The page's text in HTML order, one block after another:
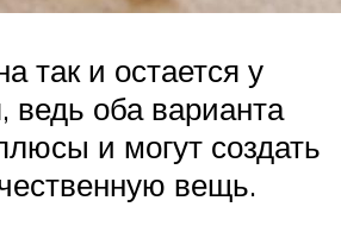
так и остается у
ведь оба варианта
и могут создать
вещь.